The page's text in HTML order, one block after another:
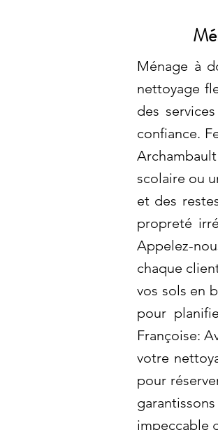
Ménage à
nettoyage
des
confiance.
scolaire ou
et des
propreté
Appelez-
chaque
vos sols en
pour
Françoise:
votre
pour
impeccable